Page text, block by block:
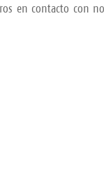
en contacto con